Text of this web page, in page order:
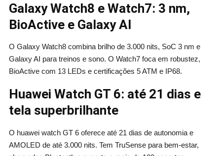
Galaxy Watch8 e Watch7: 3 nm,
BioActive e Galaxy AI
O Galaxy Watch8 combina brilho de 3.000 nits, SoC 3 nm e
Galaxy AI para treinos e sono. O Watch7 foca em robustez,
BioActive com 13 LEDs e certificações 5 ATM e IP68.
Huawei Watch GT 6: até 21 dias e
tela superbrilhante
O huawei watch GT 6 oferece até 21 dias de autonomia e
AMOLED de até 3.000 nits. Tem TruSense para bem‑estar,